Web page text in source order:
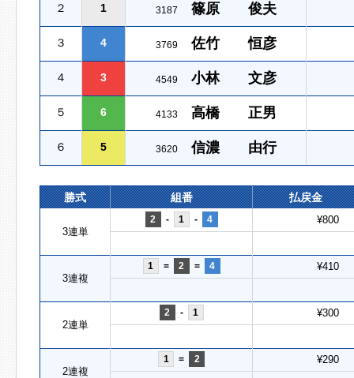
２ 1 3187 篠原 俊夫
３ 4 3769 佐竹 恒彦
４ 3 4549 小林 文彦
５ 6 4133 高橋 正男
６ 5 3620 信濃 由行
勝式 組番 払戻金
3連単
2 - 1 - 4 ¥800
3連複
1 = 2 = 4 ¥410
2連単
2 - 1 ¥300
2連複
1 = 2 ¥290